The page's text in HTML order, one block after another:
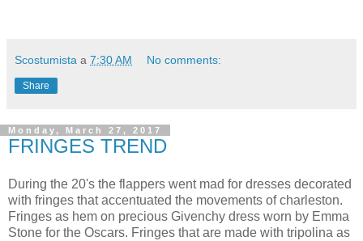
Scostumista a 7:30 AM No comments:
Share
Monday, March 27, 2017
FRINGES TREND
During the 20's the flappers went mad for dresses decorated
with fringes that accentuated the movements of charleston.
Fringes as hem on precious Givenchy dress worn by Emma
Stone for the Oscars. Fringes that are made with tripolina as